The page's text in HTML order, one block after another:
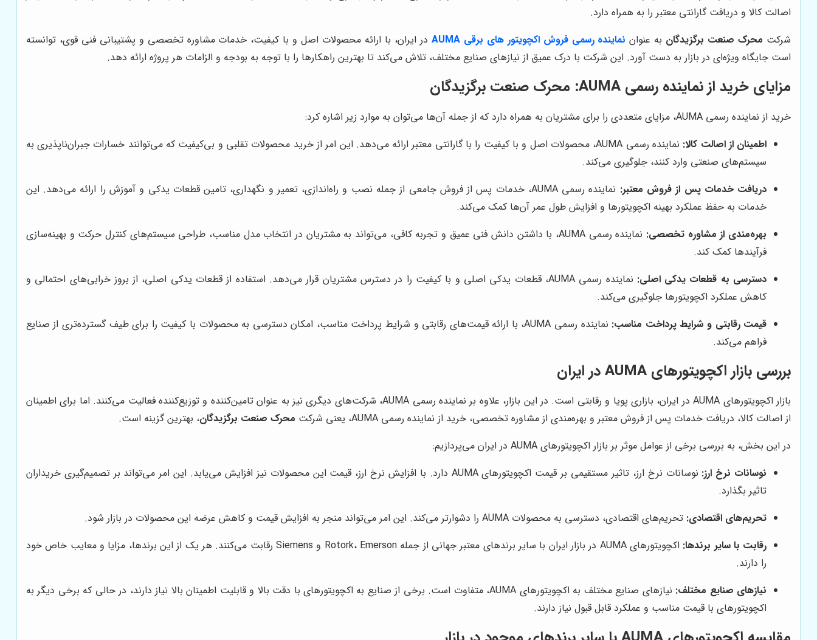
اصالت کالا و دریافت گارانتی معتبر را به همراه دارد.
شرکت محرک صنعت برگزیدگان به عنوان نماینده رسمی فروش اکچویتور های برقی AUMA
در ایران، با ارائه محصولات اصل و با کیفیت، خدمات مشاوره تخصصی و پشتیبانی فنی قوی، توانسته
است جایگاه ویژه‌ای در بازار به دست آورد. این شرکت با درک عمیق از نیازهای صنایع مختلف، تلاش می‌کند تا بهترین راهکارها را با توجه به بودجه و الزامات هر پروژه ارائه دهد.
مزایای خرید از نماینده رسمی AUMA: محرک صنعت برگزیدگان
خرید از نماینده رسمی AUMA، مزایای متعددی را برای مشتریان به همراه دارد که از جمله آن‌ها می‌توان به موارد زیر اشاره کرد:
اطمینان از اصالت کالا:
نماینده رسمی AUMA، محصولات اصل و با کیفیت را با گارانتی معتبر ارائه می‌دهد. این امر از خرید محصولات تقلبی و بی‌کیفیت که می‌توانند خسارات جبران‌ناپذیری به
سیستم‌های صنعتی وارد کنند، جلوگیری می‌کند.
دریافت خدمات پس از فروش معتبر:
نماینده رسمی AUMA، خدمات پس از فروش جامعی از جمله نصب و راه‌اندازی، تعمیر و نگهداری، تامین قطعات یدکی و آموزش را ارائه می‌دهد. این
خدمات به حفظ عملکرد بهینه اکچویتورها و افزایش طول عمر آن‌ها کمک می‌کند.
بهره‌مندی از مشاوره تخصصی:
نماینده رسمی AUMA، با داشتن دانش فنی عمیق و تجربه کافی، می‌تواند به مشتریان در انتخاب مدل مناسب، طراحی سیستم‌های کنترل حرکت و بهینه‌سازی
فرآیندها کمک کند.
دسترسی به قطعات یدکی اصلی:
نماینده رسمی AUMA، قطعات یدکی اصلی و با کیفیت را در دسترس مشتریان قرار می‌دهد. استفاده از قطعات یدکی اصلی، از بروز خرابی‌های احتمالی و
کاهش عملکرد اکچویتورها جلوگیری می‌کند.
قیمت رقابتی و شرایط پرداخت مناسب:
نماینده رسمی AUMA، با ارائه قیمت‌های رقابتی و شرایط پرداخت مناسب، امکان دسترسی به محصولات با کیفیت را برای طیف گسترده‌تری از صنایع
فراهم می‌کند.
بررسی بازار اکچویتورهای AUMA در ایران
بازار اکچویتورهای AUMA در ایران، بازاری پویا و رقابتی است. در این بازار، علاوه بر نماینده رسمی AUMA، شرکت‌های دیگری نیز به عنوان تامین‌کننده و توزیع‌کننده فعالیت می‌کنند. اما برای اطمینان
از اصالت کالا، دریافت خدمات پس از فروش معتبر و بهره‌مندی از مشاوره تخصصی، خرید از نماینده رسمی AUMA، یعنی شرکت
محرک صنعت برگزیدگان، بهترین گزینه است.
در این بخش، به بررسی برخی از عوامل موثر بر بازار اکچویتورهای AUMA در ایران می‌پردازیم:
نوسانات نرخ ارز:
نوسانات نرخ ارز، تاثیر مستقیمی بر قیمت اکچویتورهای AUMA دارد. با افزایش نرخ ارز، قیمت این محصولات نیز افزایش می‌یابد. این امر می‌تواند بر تصمیم‌گیری خریداران
تاثیر بگذارد.
تحریم‌های اقتصادی: تحریم‌های اقتصادی، دسترسی به محصولات AUMA را دشوارتر می‌کند. این امر می‌تواند منجر به افزایش قیمت و کاهش عرضه این محصولات در بازار شود.
رقابت با سایر برندها:
اکچویتورهای AUMA در بازار ایران با سایر برندهای معتبر جهانی از جمله Rotork، Emerson و Siemens رقابت می‌کنند. هر یک از این برندها، مزایا و معایب خاص خود
را دارند.
نیازهای صنایع مختلف:
نیازهای صنایع مختلف به اکچویتورهای AUMA، متفاوت است. برخی از صنایع به اکچویتورهای با دقت بالا و قابلیت اطمینان بالا نیاز دارند، در حالی که برخی دیگر به
اکچویتورهای با قیمت مناسب و عملکرد قابل قبول نیاز دارند.